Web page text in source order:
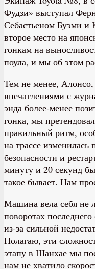
Фудзи» выступал
Себастьеном Буэми и
второе место на
гонкам на
поула, и мы об этом
Тем не менее,
впечатлениями с
энда более-менее
гонка, мы
правильный ритм,
на трассе изменилась
безопасности и
минуту и 20 секунд
такое бывает. Нам
Машина вела себя не
поворотах
из-за сильной
Полагаю, эти
этапу в Шанхае мы
нам не хватило